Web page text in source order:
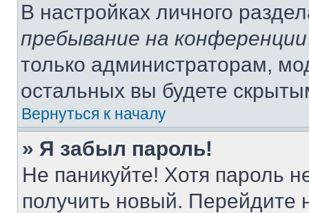
В настройках личного
пребывание на конференции
только администраторам,
остальных вы будете
Вернуться к началу
» Я забыл пароль!
Не паникуйте! Хотя пароль
получить новый. Перейдите